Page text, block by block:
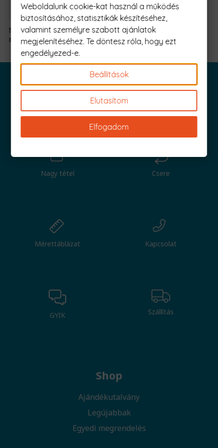
Shadows don't
scare me
5990 Ft-
tól
Iratkozz fel és küldjük is az 1000 Ft értékű kuponod!
Nagy tétel Csere
Mérettáblázat Kapcsolat
GYIK Szállítás
Shop
Ajándékutalvány
Legújabbak
Egyedi megrendelés
Weboldalunk cookie-kat használ a működés
biztosításához, statisztikák készítéséhez,
valamint személyre szabott ajánlatok
megjelenítéséhez. Te döntesz róla, hogy ezt
engedélyezed-e.
Beállítások
Elutasítom
Elfogadom